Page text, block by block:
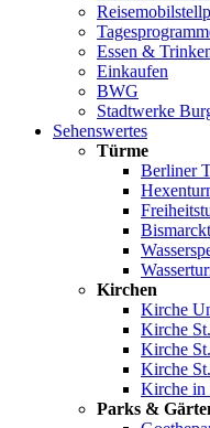
Essen &
Einkaufen
BWG
Stadtwerke
Sehenswertes
Türme
Berliner
Kirchen
Kirche
Kirche
Kirche
Kirche
Kirche in
Parks &